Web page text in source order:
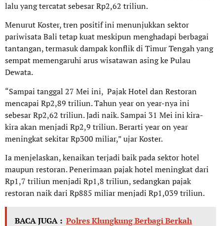
lalu yang tercatat sebesar Rp2,62 triliun.
Menurut Koster, tren positif ini menunjukkan sektor
pariwisata Bali tetap kuat meskipun menghadapi berbagai
tantangan, termasuk dampak konflik di Timur Tengah yang
sempat memengaruhi arus wisatawan asing ke Pulau
Dewata.
“Sampai tanggal 27 Mei ini, Pajak Hotel dan Restoran
mencapai Rp2,89 triliun. Tahun year on year-nya ini
sebesar Rp2,62 triliun. Jadi naik. Sampai 31 Mei ini kira-
kira akan menjadi Rp2,9 triliun. Berarti year on year
meningkat sekitar Rp300 miliar,” ujar Koster.
Ia menjelaskan, kenaikan terjadi baik pada sektor hotel
maupun restoran. Penerimaan pajak hotel meningkat dari
Rp1,7 triliun menjadi Rp1,8 triliun, sedangkan pajak
restoran naik dari Rp885 miliar menjadi Rp1,039 triliun.
BACA JUGA : Polres Klungkung Berbagi Berkah